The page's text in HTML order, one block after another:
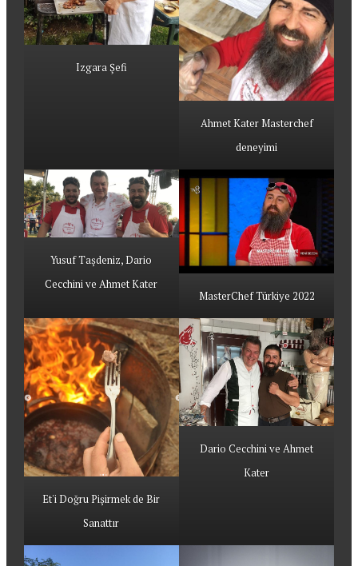
Izgara Şefi
Ahmet Kater Masterchef
deneyimi
Yusuf Taşdeniz, Dario
Cecchini ve Ahmet Kater
MasterChef Türkiye 2022
Et'i Doğru Pişirmek de Bir
Sanattır
Dario Cecchini ve Ahmet
Kater